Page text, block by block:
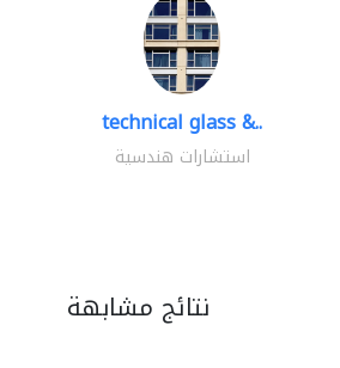
technical glass &..
استشارات هندسية
نتائج مشابهة